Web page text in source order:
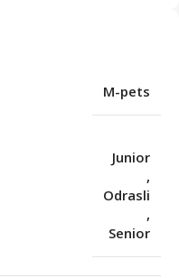
M-pets
Junior
,
Odrasli
,
Senior